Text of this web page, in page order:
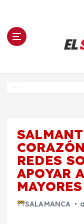
n El
REDES
APOYAR
SALAMANCA